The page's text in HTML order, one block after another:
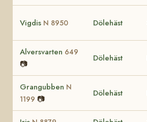
Vigdis N 8950 Dölehäst
Alversvarten 649
📷
Dölehäst
Grangubben N
1199 📷
Dölehäst